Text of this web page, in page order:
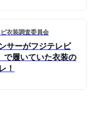
衣装調査委員会
サーがフジテレビ
で履いていた衣装の
！